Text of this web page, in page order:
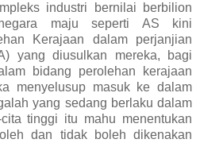
industri bernilai berbilion
maju seperti AS kini
Kerajaan dalam perjanjian
yang diusulkan mereka, bagi
bidang perolehan kerajaan
menyelusup masuk ke dalam
yang sedang berlaku dalam
tinggi itu mahu menentukan
dan tidak boleh dikenakan